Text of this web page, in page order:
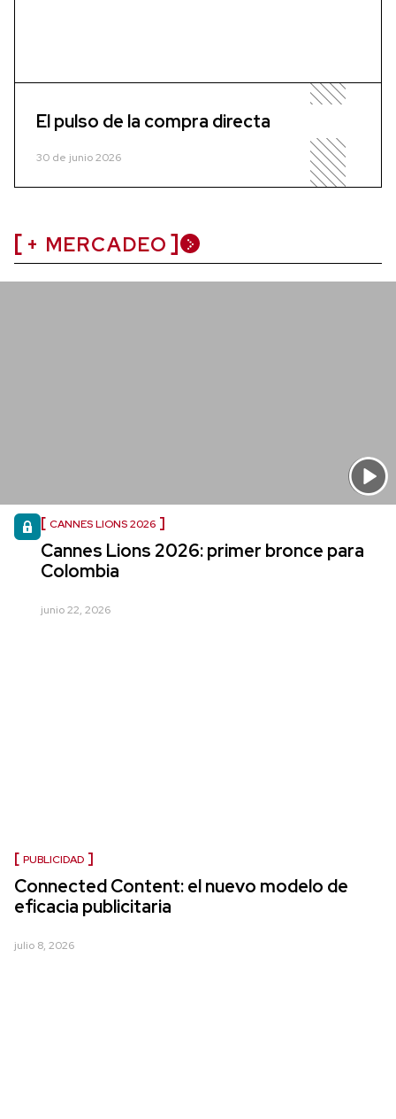
El pulso de la compra directa
30 de junio 2026
+ MERCADEO
CANNES LIONS 2026
Cannes Lions 2026: primer bronce para
Colombia
junio 22, 2026
PUBLICIDAD
Connected Content: el nuevo modelo de
eficacia publicitaria
julio 8, 2026